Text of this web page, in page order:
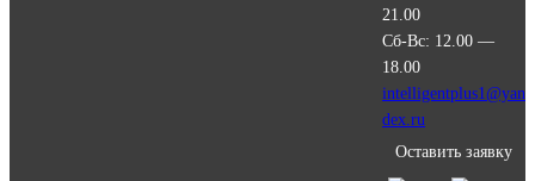
21.00
Сб-Вс: 12.00 —
18.00
intelligentplus1@yan
dex.ru
Оставить заявку